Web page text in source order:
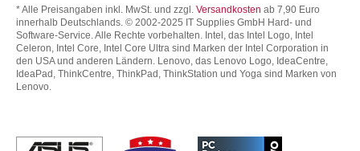
* Alle Preisangaben inkl. MwSt. und zzgl. Versandkosten ab 7,90 Euro
innerhalb Deutschlands. © 2002-2025 IT Supplies GmbH Hard- und
Software-Service. Alle Rechte vorbehalten. Intel, das Intel Logo, Intel
Celeron, Intel Core, Intel Core Ultra sind Marken der Intel Corporation in
den USA und anderen Ländern. Lenovo, das Lenovo Logo, IdeaCentre,
IdeaPad, ThinkCentre, ThinkPad, ThinkStation und Yoga sind Marken von
Lenovo.